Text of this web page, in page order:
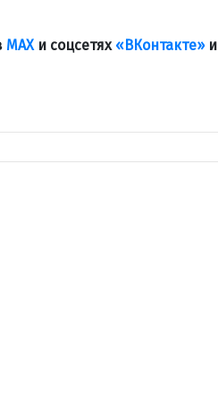
МАХ и соцсетях «ВКонтакте»и